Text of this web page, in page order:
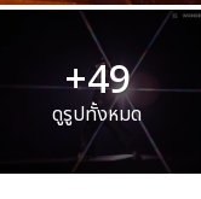
+49
ดูรูปทั้งหมด